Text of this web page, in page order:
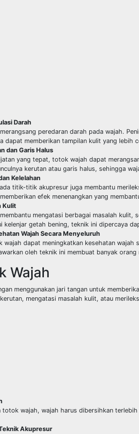
Darah
peredaran darah pada wajah.
dapat memberikan tampilan kulit yang lebih
dan Garis Halus
yang tepat, totok wajah dapat
kerutan atau garis halus, sehingga
Kelelahan
titik-titik akupresur juga membantu
efek menenangkan yang
Kulit
mengatasi berbagai masalah kulit,
kelenjar getah bening, teknik ini dipercaya
Wajah Secara Menyeluruh
wajah dapat meningkatkan kesehatan
oleh teknik ini membuat banyak
Wajah
menggunakan jari tangan untuk
mengatasi masalah kulit, atau
totok wajah, wajah harus dibersihkan
Akupresur